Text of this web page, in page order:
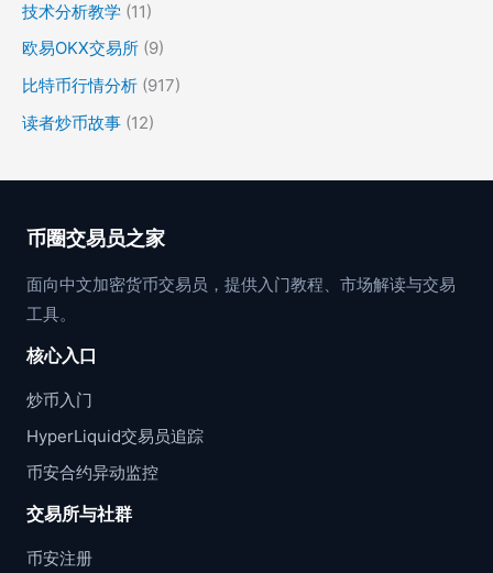
技术分析教学 (11)
欧易OKX交易所 (9)
比特币行情分析 (917)
读者炒币故事 (12)
币圈交易员之家
面向中文加密货币交易员，提供入门教程、市场解读与交易
工具。
核心入口
炒币入门
HyperLiquid交易员追踪
币安合约异动监控
交易所与社群
币安注册